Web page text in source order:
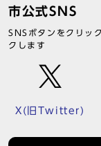
市公式SNS
SNSボタンをクリッ
クします
X(旧Twitter)